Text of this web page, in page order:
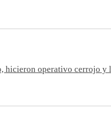
hicieron operativo cerrojo y